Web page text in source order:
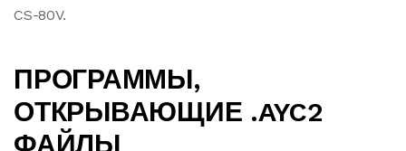
CS-80V.
ПРОГРАММЫ,
ОТКРЫВАЮЩИЕ .AYC2
ФАЙЛЫ